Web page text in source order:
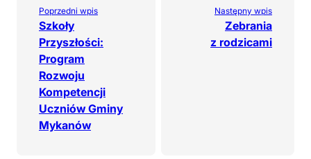
Poprzedni wpis
Szkoły
Przyszłości:
Program
Rozwoju
Kompetencji
Uczniów Gminy
Mykanów
Następny wpis
Zebrania
z rodzicami